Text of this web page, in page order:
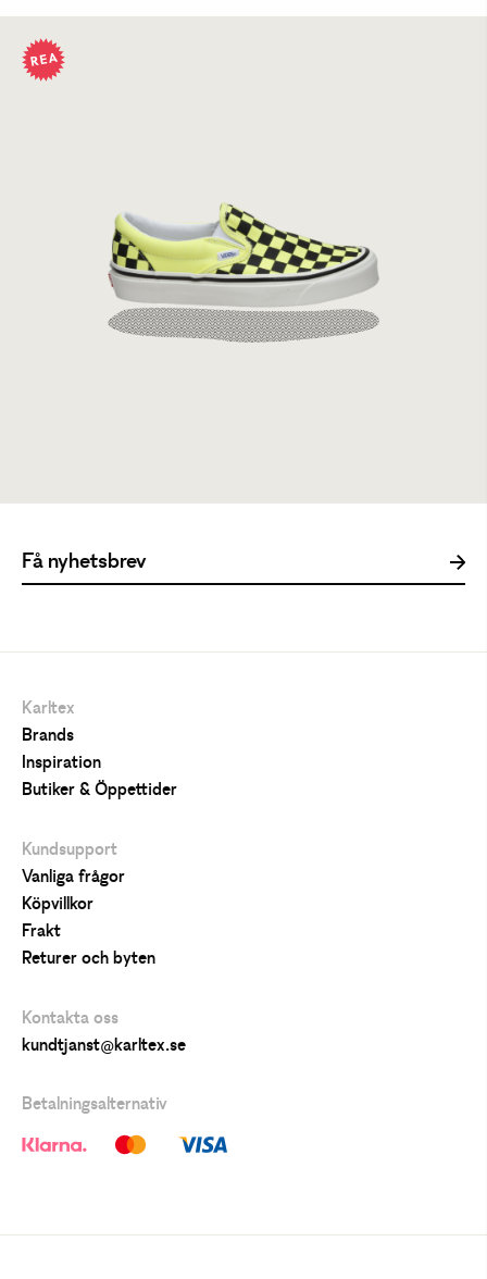
Karltex
Brands
Inspiration
Butiker & Öppettider
Kundsupport
Vanliga frågor
Köpvillkor
Frakt
Returer och byten
Kontakta oss
kundtjanst@karltex.se
Betalningsalternativ